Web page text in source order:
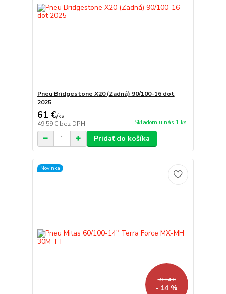
Pneu Bridgestone X20 (Zadná) 90/100-16 dot
2025
61 €/ks
49,59 € bez DPH Skladom u nás 1 ks
Pridať do košíka
Novinka
59,84 €
- 14 %